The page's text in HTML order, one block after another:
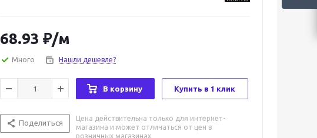
68.93 ₽/м
Много Нашли дешевле?
В корзину Купить в 1 клик
Поделиться
Цена действительна только для интернет-
магазина и может отличаться от цен в
розничных магазинах